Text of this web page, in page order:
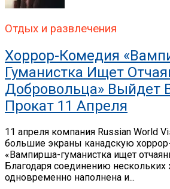
Отдых и развлечения
Хоррор-Комедия
Гуманистка Ищет
Добровольца» Выйдет
Прокат 11 Апреля
11 апреля компания Russian World
большие экраны канадскую
«Вампирша-гуманистка ищет
Благодаря соединению нескольких
одновременно наполнена и...